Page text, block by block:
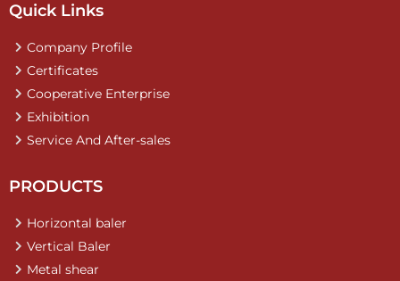
Quick Links
Company Profile
Certificates
Cooperative Enterprise
Exhibition
Service And After-sales
PRODUCTS
Horizontal baler
Vertical Baler
Metal shear